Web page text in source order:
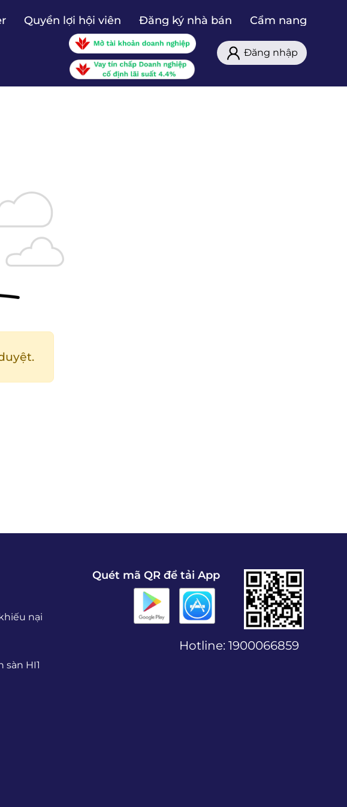
Quyền lợi hội viên Đăng ký nhà bán Cẩm nang
Đăng nhập
nại
HI1
Quét mã QR để tải App
Hotline: 1900066859